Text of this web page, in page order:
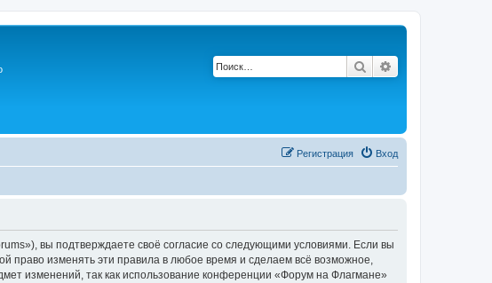
Поиск
Вход
Регистрация
вы подтверждаете своё согласие со следующими условиями. Если вы
право изменять эти правила в любое время и сделаем всё возможное,
изменений, так как использование конференции «Форум на Флагмане»